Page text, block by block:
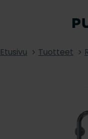
Etusivu Tuotteet